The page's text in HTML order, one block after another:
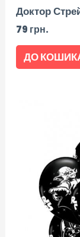
Доктор
79 грн.
ДО